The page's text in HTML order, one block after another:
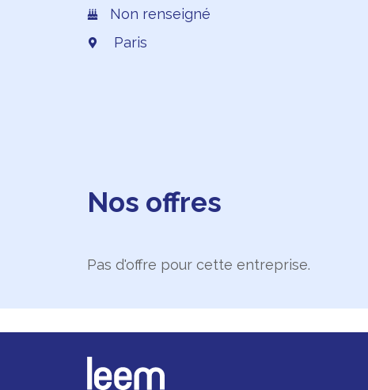
Non renseigné
Paris
Nos offres
Pas d'offre pour cette entreprise.